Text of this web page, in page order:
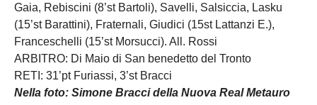
Gaia, Rebiscini (8’st Bartoli), Savelli, Salsiccia, Lasku
(15’st Barattini), Fraternali, Giudici (15st Lattanzi E.),
Franceschelli (15’st Morsucci). All. Rossi
ARBITRO: Di Maio di San benedetto del Tronto
RETI: 31’pt Furiassi, 3’st Bracci
Nella foto: Simone Bracci della Nuova Real Metauro